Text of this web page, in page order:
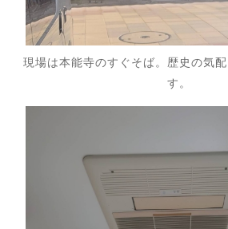
現場は本能寺のすぐそば。歴史の気
す。